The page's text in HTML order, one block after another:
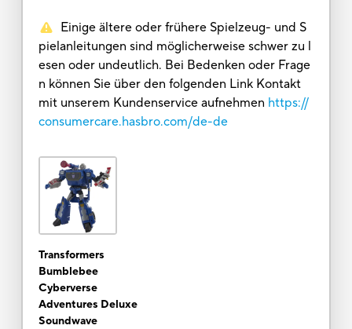
Einige ältere oder frühere Spielzeug- und S
pielanleitungen sind möglicherweise schwer zu l
esen oder undeutlich. Bei Bedenken oder Frage
n können Sie über den folgenden Link Kontakt
mit unserem Kundenservice aufnehmen https://
consumercare.hasbro.com/de-de
Transformers
Bumblebee
Cyberverse
Adventures Deluxe
Soundwave